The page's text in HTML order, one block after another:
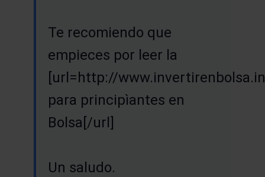
Te recomiendo que
empieces por leer la
[url=http://
para principìantes en
Bolsa[/url]
Un saludo.